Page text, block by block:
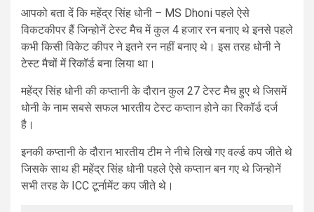
आपको बता दें कि महेंद्र सिंह धोनी – MS Dhoni पहले ऐसे
विकटकीपर हैं जिन्होनें टेस्ट मैच में कुल 4 हजार रन बनाए थे इनसे पहले
कभी किसी विकेट कीपर ने इतने रन नहीं बनाए थे। इस तरह धोनी ने
टेस्ट मैचों में रिकॉर्ड बना लिया था।
महेंद्र सिंह धोनी की कप्तानी के दौरान कुल 27 टेस्ट मैच हुए थे जिसमें
धोनी के नाम सबसे सफल भारतीय टेस्ट कप्तान होने का रिकॉर्ड दर्ज
है।
इनकी कप्तानी के दौरान भारतीय टीम ने नीचे लिखे गए वर्ल्ड कप जीते थे
जिसके साथ ही महेंद्र सिंह धोनी पहले ऐसे कप्तान बन गए थे जिन्होनें
सभी तरह के ICC टूर्नामेंट कप जीते थे।